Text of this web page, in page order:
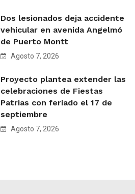
Dos lesionados deja accidente
vehicular en avenida Angelmó
de Puerto Montt
Agosto 7, 2026
Proyecto plantea extender las
celebraciones de Fiestas
Patrias con feriado el 17 de
septiembre
Agosto 7, 2026